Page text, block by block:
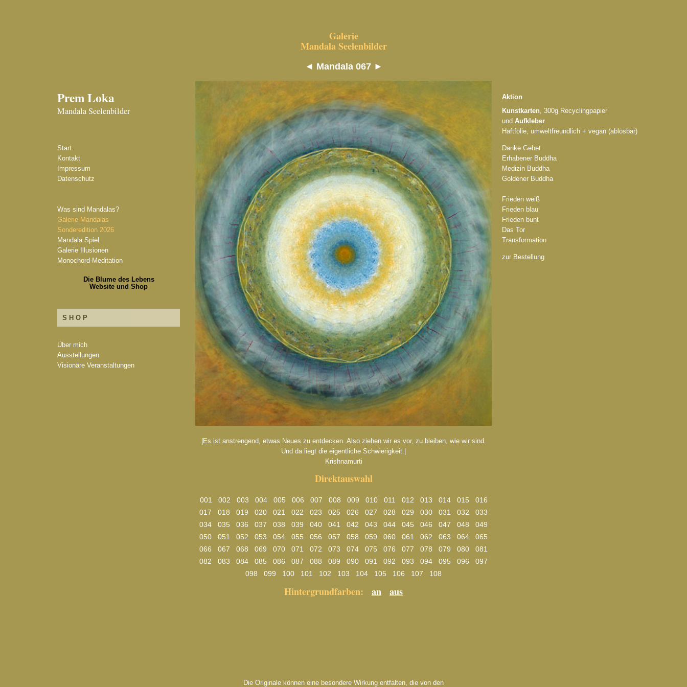
Prem Loka
Mandala Seelenbilder
Start
Kontakt
Impressum
Datenschutz
Was sind Mandalas?
Galerie Mandalas
Sonderedition 2026
Mandala Spiel
Galerie Illusionen
Monochord-Meditation
Die Blume des Lebens
Website und Shop
SHOP
Über mich
Ausstellungen
Visionäre Veranstaltungen
Galerie
Mandala Seelenbilder
◄ Mandala 067 ►
|Es ist anstrengend, etwas Neues zu entdecken. Also ziehen wir es vor, zu bleiben, wie wir sind.
Und da liegt die eigentliche Schwierigkeit.|
Krishnamurti
Direktauswahl
001 002 003 004 005 006 007 008 009 010 011 012 013 014 015
016
017
018 019 020 021 022 023 025 026 027 028 029 030 031 032
033
034
035 036 037 038 039 040 041 042 043 044 045 046 047 048
049
050
051 052 053 054 055 056 057 058 059 060 061 062 063 064
065
066
067 068 069 070 071 072 073 074 075 076 077 078 079 080
081
082
083 084 085 086 087 088 089 090 091 092 093 094 095 096
097
098
099 100 101 102 103 104 105 106 107 108
Hintergrundfarben: an aus
Aktion
Kunstkarten , 300g Recyclingpapier
und Aufkleber
Haftfolie, umweltfreundlich + vegan (ablösbar)
Danke Gebet
Erhabener Buddha
Medizin Buddha
Goldener Buddha
Frieden weiß
Frieden blau
Frieden bunt
Das Tor
Transformation
zur Bestellung
Die Originale können eine besondere Wirkung entfalten, die von den